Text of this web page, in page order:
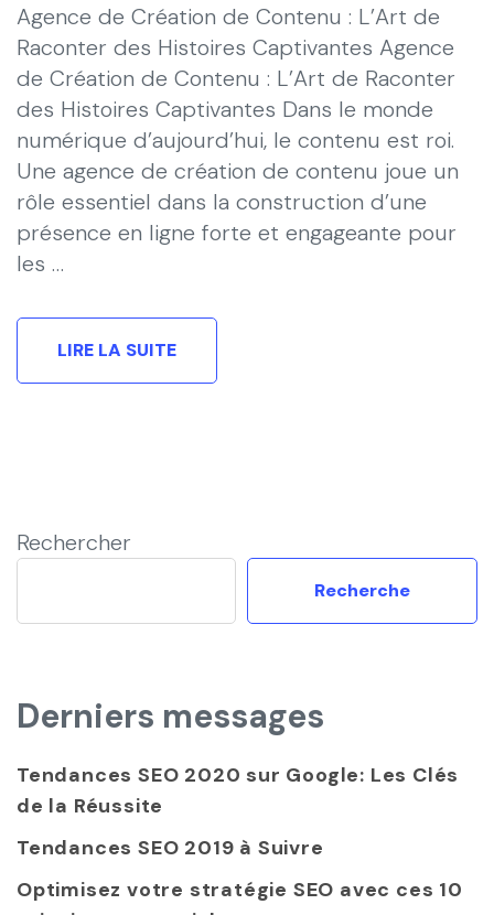
Agence de Création de Contenu : L’Art de
Raconter des Histoires Captivantes Agence
de Création de Contenu : L’Art de Raconter
des Histoires Captivantes Dans le monde
numérique d’aujourd’hui, le contenu est roi.
Une agence de création de contenu joue un
rôle essentiel dans la construction d’une
présence en ligne forte et engageante pour
les …
LIRE LA SUITE
Rechercher
Recherche
Derniers messages
Tendances SEO 2020 sur Google: Les Clés
de la Réussite
Tendances SEO 2019 à Suivre
Optimisez votre stratégie SEO avec ces 10